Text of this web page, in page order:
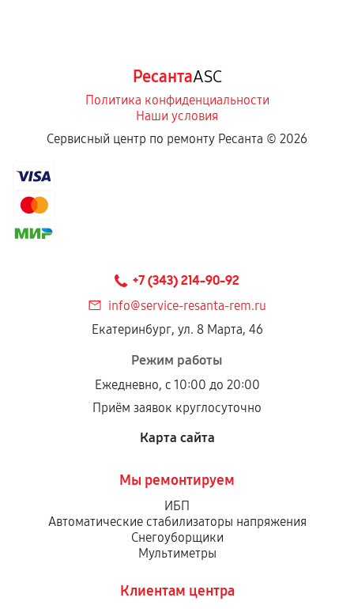
РесантаASC
Политика конфиденциальности
Наши условия
Сервисный центр по ремонту Ресанта © 2026
+7 (343) 214-90-92
info@service-resanta-rem.ru
Екатеринбург, ул. 8 Марта, 46
Режим работы
Ежедневно, с 10:00 до 20:00
Приём заявок круглосуточно
Карта сайта
Мы ремонтируем
ИБП
Автоматические стабилизаторы напряжения
Снегоуборщики
Мультиметры
Клиентам центра